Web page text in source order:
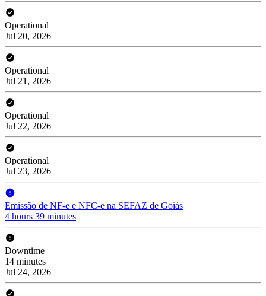
Operational
Jul 20, 2026
Operational
Jul 21, 2026
Operational
Jul 22, 2026
Operational
Jul 23, 2026
Emissão de NF-e e NFC-e na SEFAZ de Goiás
4 hours 39 minutes
Downtime
14 minutes
Jul 24, 2026